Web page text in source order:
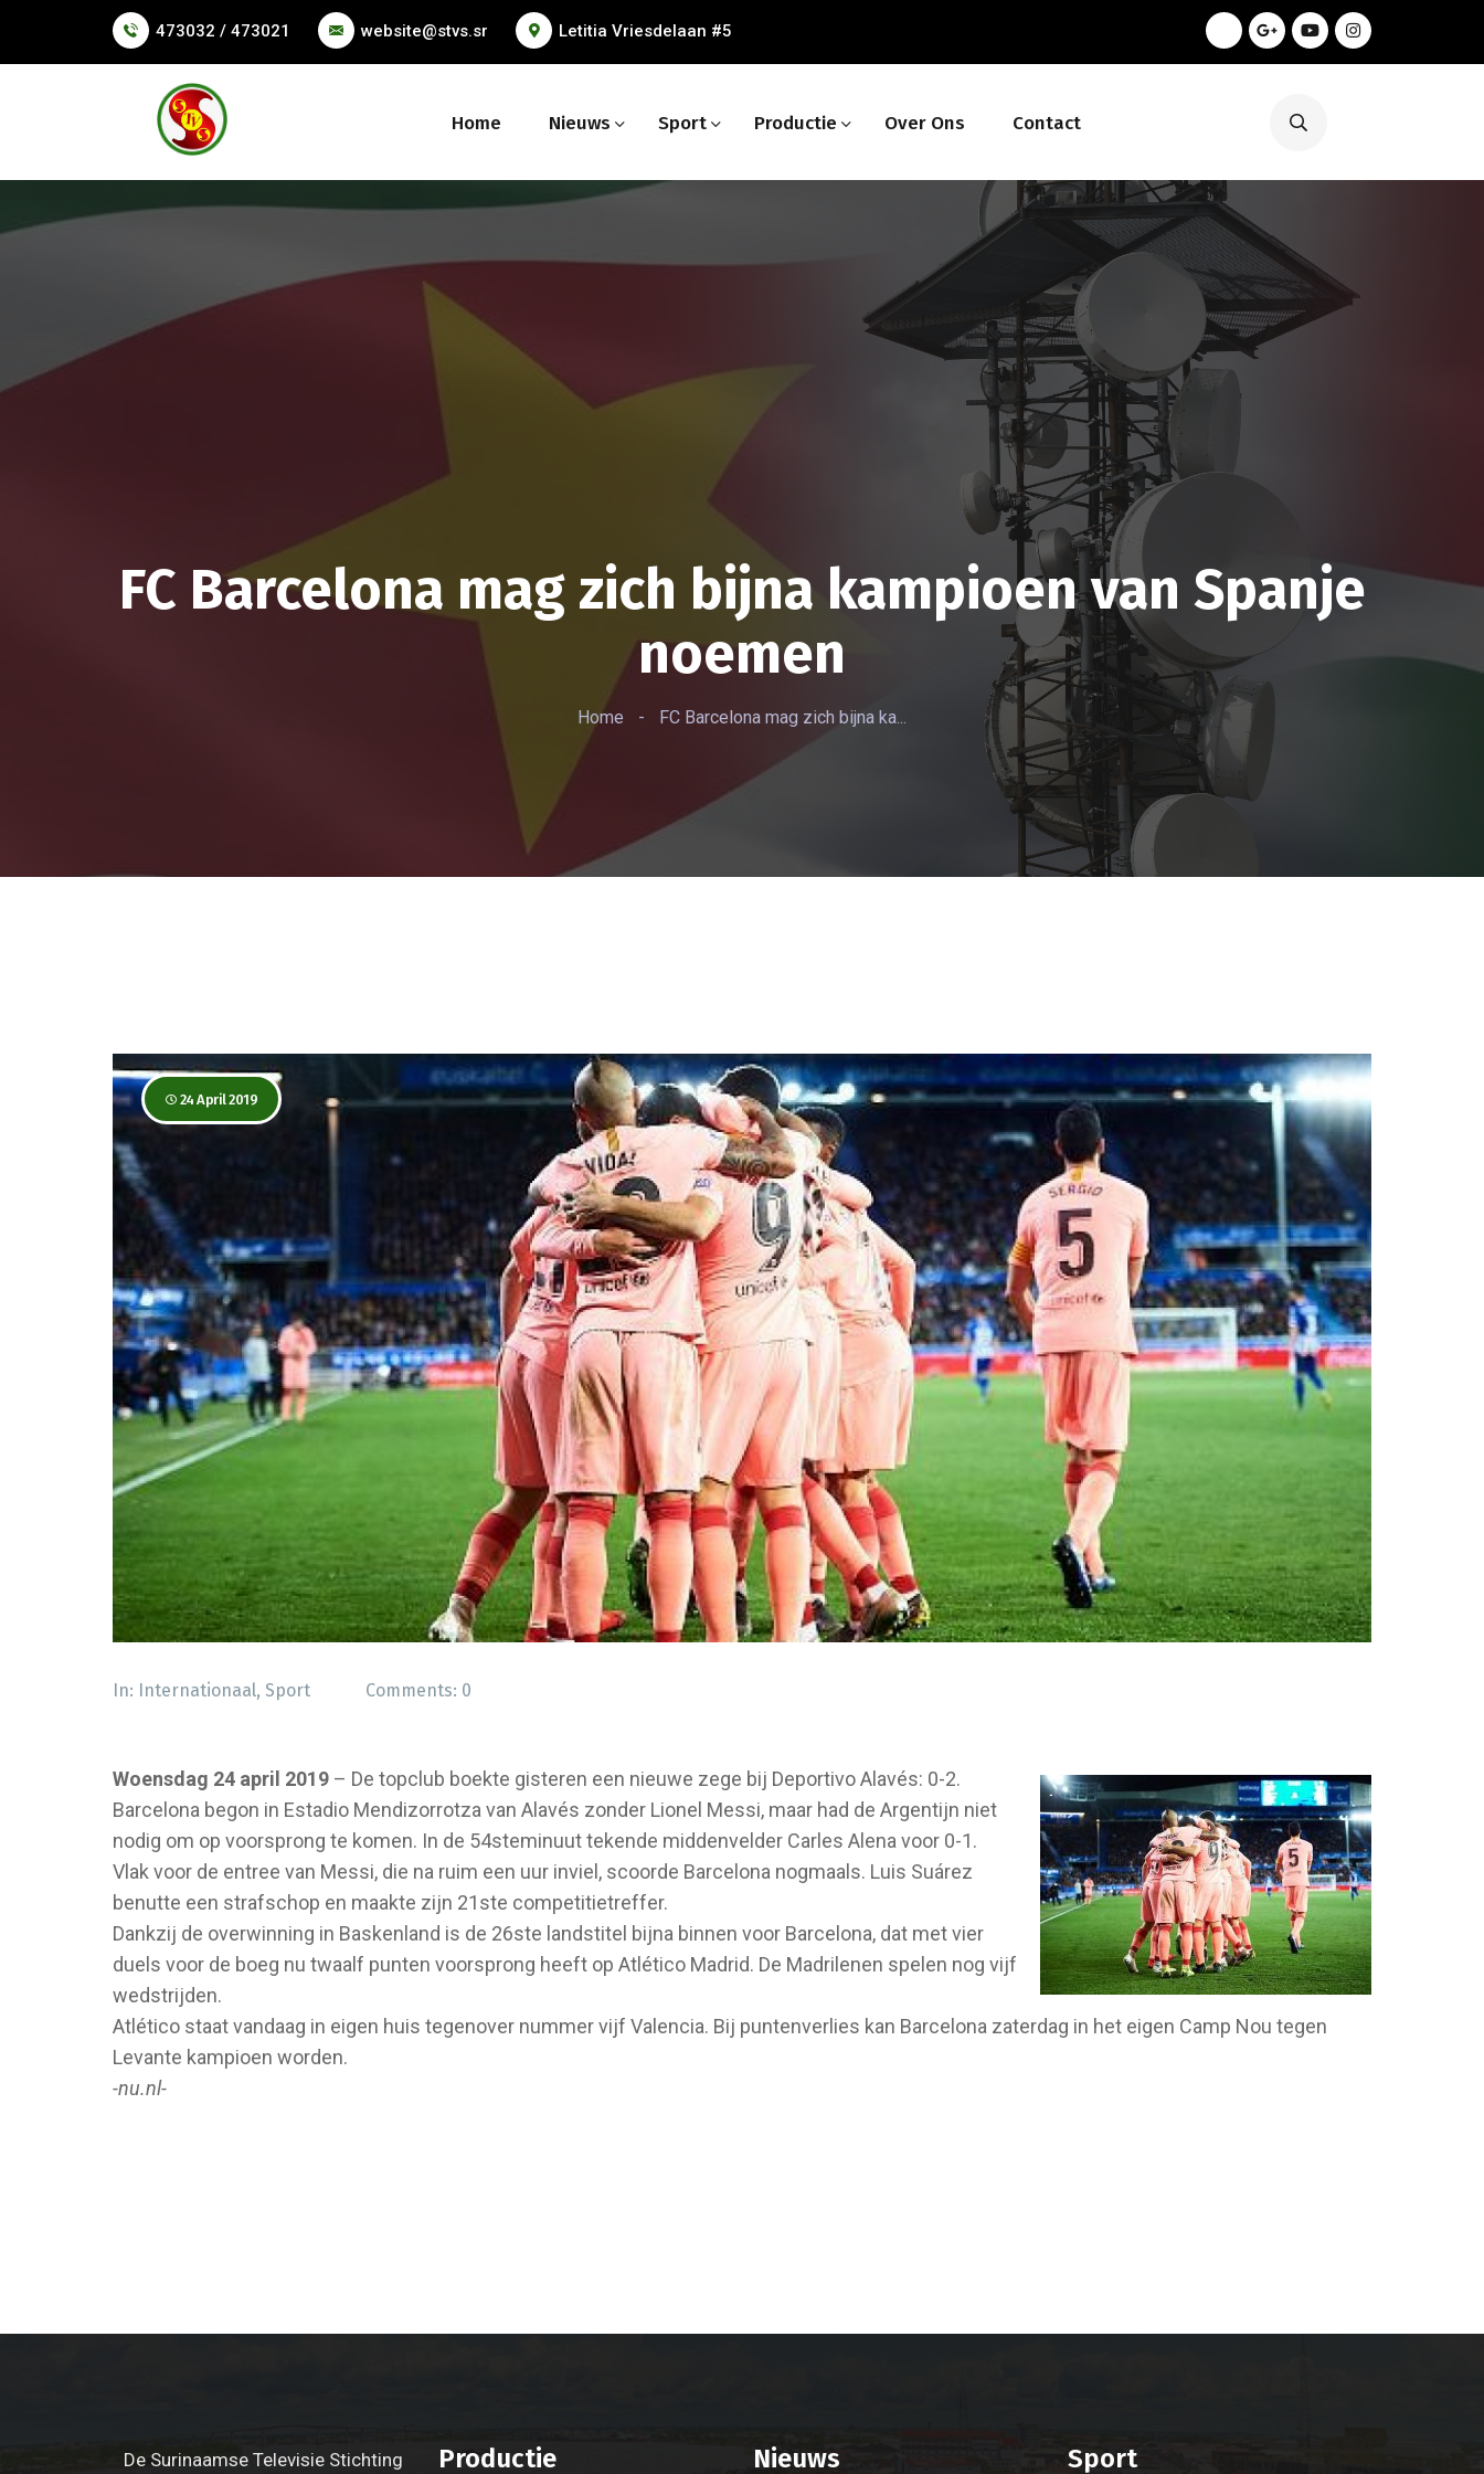
473032 / 473021 website@stvs.sr Letitia Vriesdelaan #5
Home Nieuws Sport Productie Over Ons Contact
FC Barcelona mag zich bijna kampioen van Spanje
noemen
Home - FC Barcelona mag zich bijna ka...
24 April 2019
In: Internationaal, Sport Comments: 0
Woensdag 24 april 2019 – De topclub boekte gisteren een nieuwe zege bij Deportivo Alavés: 0-2.
Barcelona begon in Estadio Mendizorrotza van Alavés zonder Lionel Messi, maar had de Argentijn niet
nodig om op voorsprong te komen. In de 54steminuut tekende middenvelder Carles Alena voor 0-1.
Vlak voor de entree van Messi, die na ruim een uur inviel, scoorde Barcelona nogmaals. Luis Suárez
benutte een strafschop en maakte zijn 21ste competitietreffer.
Dankzij de overwinning in Baskenland is de 26ste landstitel bijna binnen voor Barcelona, dat met vier
duels voor de boeg nu twaalf punten voorsprong heeft op Atlético Madrid. De Madrilenen spelen nog vijf
wedstrijden.
Atlético staat vandaag in eigen huis tegenover nummer vijf Valencia. Bij puntenverlies kan Barcelona zaterdag in het eigen Camp Nou tegen
Levante kampioen worden.
-nu.nl-
De Surinaamse Televisie Stichting Productie Nieuws Sport